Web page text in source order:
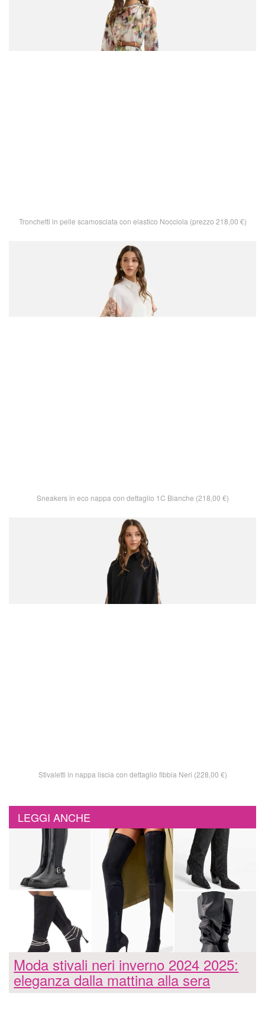
Tronchetti in pelle scamosciata con elastico Nocciola (prezzo 218,00 €)
Sneakers in eco nappa con dettaglio 1C Bianche (218,00 €)
Stivaletti in nappa liscia con dettaglio fibbia Neri (228,00 €)
LEGGI ANCHE
Moda stivali neri inverno 2024 2025:
eleganza dalla mattina alla sera